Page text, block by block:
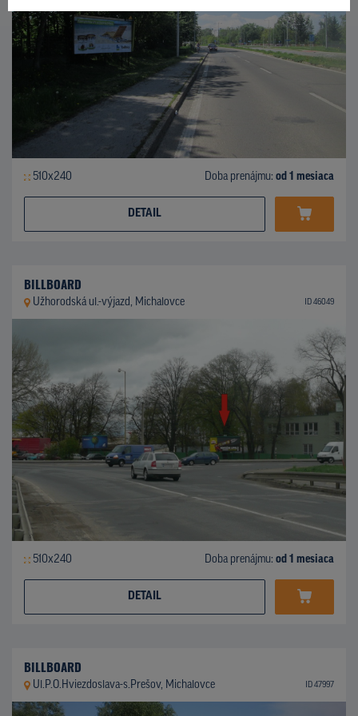
510x240 Doba prenájmu: od 1 mesiaca
DETAIL
BILLBOARD
Užhorodská ul.-výjazd, Michalovce ID 46049
510x240 Doba prenájmu: od 1 mesiaca
DETAIL
BILLBOARD
Ul.P.O.Hviezdoslava-s.Prešov, Michalovce ID 47997